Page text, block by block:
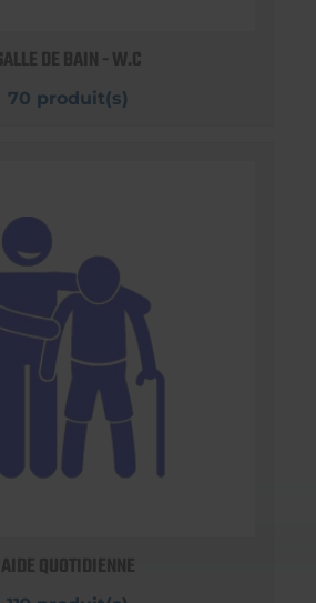
DE BAIN - W.C
70 produit(s)
AIDE QUOTIDIENNE